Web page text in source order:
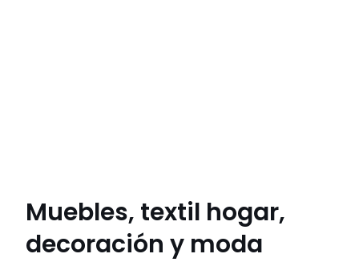
Muebles, textil hogar,
decoración y moda